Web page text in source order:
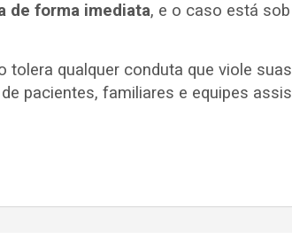
de forma imediata, e o caso está
tolera qualquer conduta que viole
pacientes, familiares e equipes